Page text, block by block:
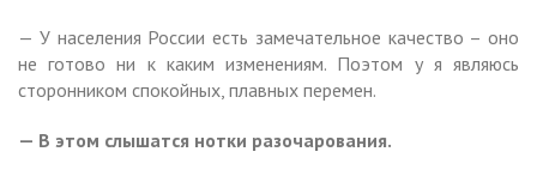
— У населения России есть замечательное качество – оно
не готово ни к каким изменениям. Поэтом у я являюсь
сторонником спокойных, плавных перемен.
— В этом слышатся нотки разочарования.